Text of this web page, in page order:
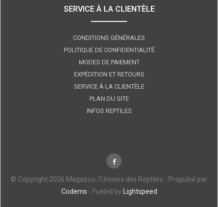
SERVICE À LA CLIENTÈLE
CONDITIONS GÉNÉRALES
POLITIQUE DE CONFIDENTIALITÉ
MODES DE PAIEMENT
EXPÉDITION ET RETOURS
SERVICE À LA CLIENTÈLE
PLAN DU SITE
INFOS REPTILES
© Copyright 2026 Magazoo, l'Univers des Reptiles - Propulsé par
Codems - Fueled by Lightspeed